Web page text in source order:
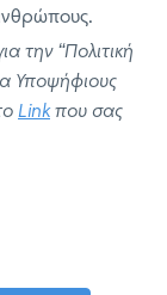
την “Πολιτική
Υποψήφιους
Linkπου σας